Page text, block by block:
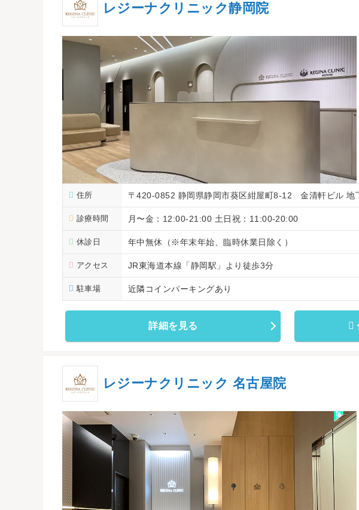
レジーナクリニック静岡院
住所 〒420-0852 静岡県静岡市葵区紺屋町8-12 金清軒ビル 地
診療時間 月〜金：12:00-21:00 土日祝：11:00-20:00
休診日 年中無休（※年末年始、臨時休業日除く）
アクセス JR東海道本線「静岡駅」より徒歩3分
駐車場 近隣コインパーキングあり
詳細を見る
レジーナクリニック 名古屋院